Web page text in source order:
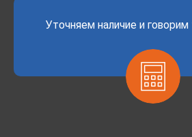
Уточняем наличие и